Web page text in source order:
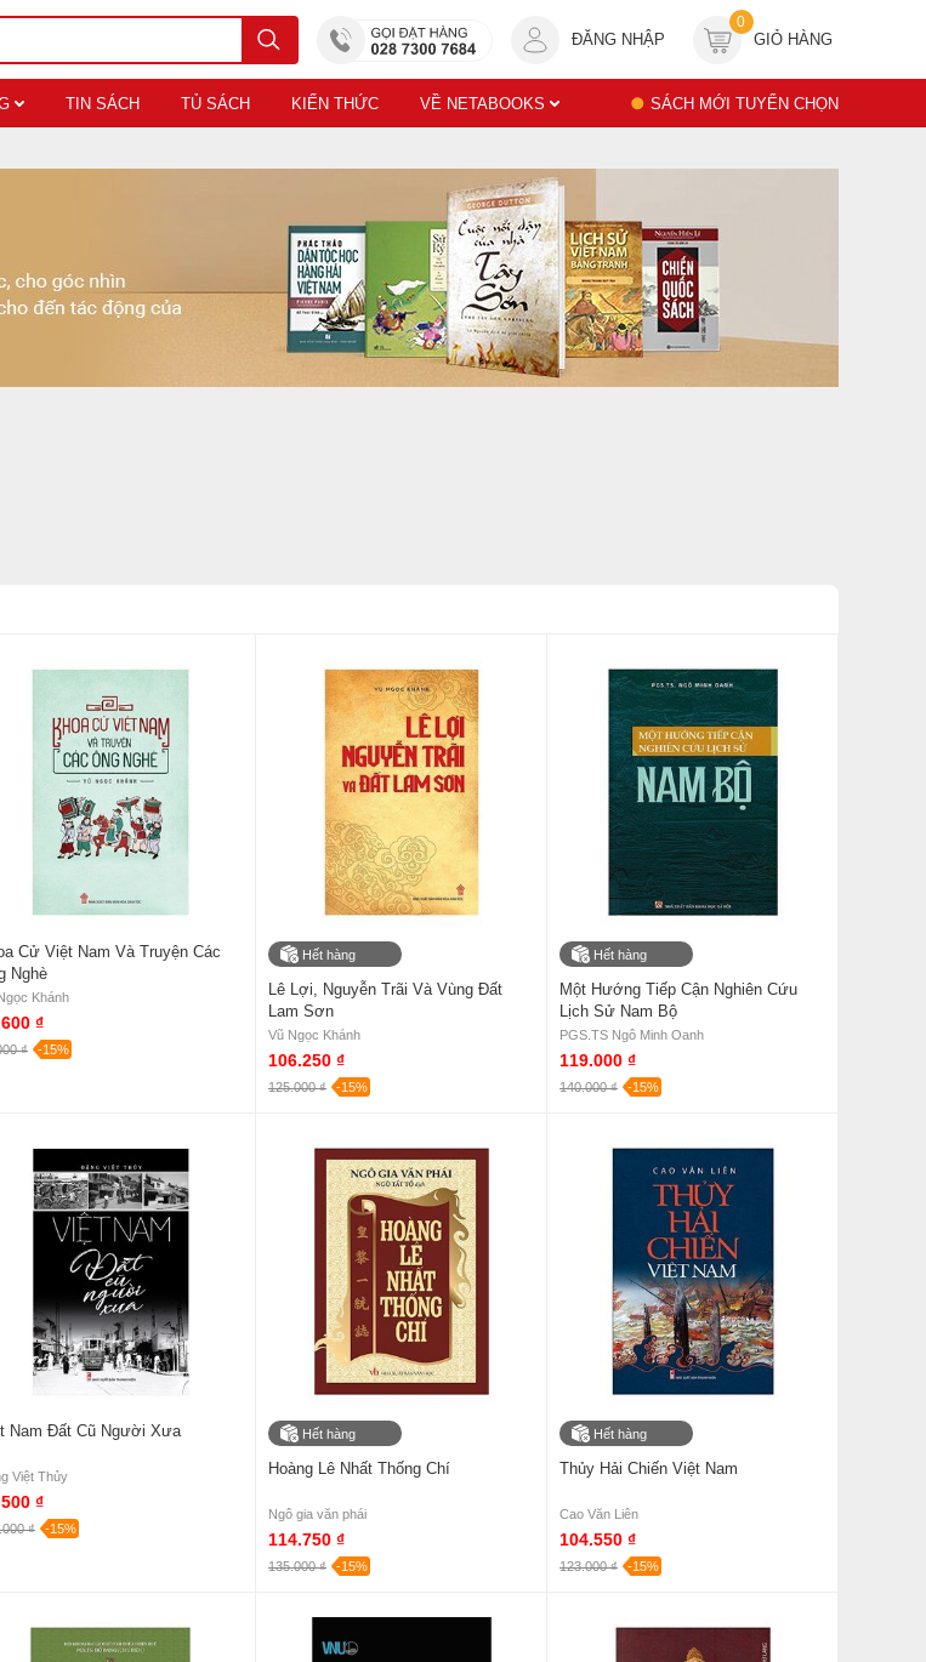
ĐĂNG NHẬP
0
GIỎ HÀNG
TIN SÁCH TỦ SÁCH KIẾN THỨC VỀ NETABOOKS SÁCH MỚI TUYỂN CHỌN
Cử Việt Nam Và Truyện Các
Nghè
Khánh
₫
₫ -15%
Hết hàng
Lê Lợi, Nguyễn Trãi Và Vùng Đất
Lam Sơn
Vũ Ngọc Khánh
106.250 ₫
125.000 ₫ -15%
Hết hàng
Một Hướng Tiếp Cận Nghiên Cứu
Lịch Sử Nam Bộ
PGS.TS Ngô Minh Oanh
119.000 ₫
140.000 ₫ -15%
Nam Đất Cũ Người Xưa
Việt Thủy
₫
₫ -15%
Hết hàng
Hoàng Lê Nhất Thống Chí
Ngô gia văn phái
114.750 ₫
135.000 ₫ -15%
Hết hàng
Thủy Hải Chiến Việt Nam
Cao Văn Liên
104.550 ₫
123.000 ₫ -15%